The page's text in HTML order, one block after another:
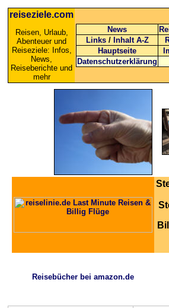
reiseziele.com
Reisen, Urlaub,
Abenteuer und
Reiseziele: Infos,
News,
Reiseberichte und
mehr
News
Links / Inhalt A-Z
Hauptseite
Datenschutzerklärung
Reisebücher bei amazon.de